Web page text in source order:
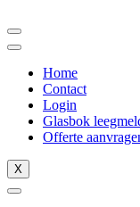
Home
Contact
Login
Glasbok
Offerte
X